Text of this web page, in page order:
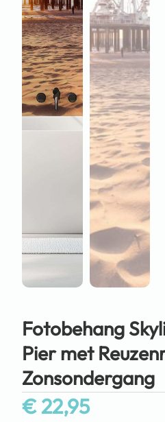
Fotobehang
Pier met
Zonsondergang
€22,95